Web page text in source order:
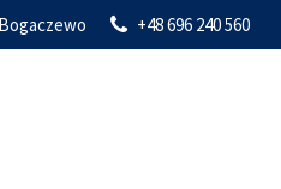
+48 696 240 560